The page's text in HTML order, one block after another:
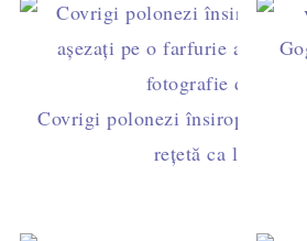
Covrigi polonezi însiropați cu
rețetă ca la